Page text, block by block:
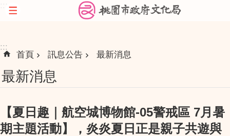
跳到主要內容區塊
:::
首頁 訊息公告 最新消息
最新消息
【夏日趣｜航空城博物館-05警戒區 7月暑
期主題活動】，炎炎夏日正是親子共遊與